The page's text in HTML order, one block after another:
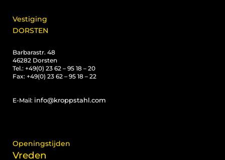
Vestiging
DORSTEN
Barbarastr. 48
46282 Dorsten
Tel.: +49(0) 23 62 – 95 18 – 20
Fax: +49(0) 23 62 – 95 18 – 22
E-Mail: info@kroppstahl.com
Openingstijden
Vreden